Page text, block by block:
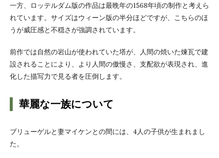
一方、ロッテルダム版の作品は最晩年の1568年頃の制作と考えら
れています。サイズはウィーン版の半分ほどですが、こちらのほ
うが威圧感と不穏さが強調されています。
前作では自然の岩山が使われていた塔が、人間の焼いた煉瓦で建
設されることにより、より人間の傲慢さ、支配欲が表現され、進
化した描写力で見る者を圧倒します。
華麗な一族について
ブリューゲルと妻マイケンとの間には、4人の子供が生まれまし
た。